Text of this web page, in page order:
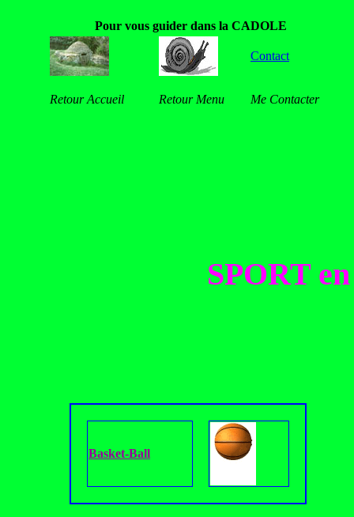
Pour vous guider dans la CADOLE
Contact
Retour Accueil Retour Menu Me Contacter
SPORT
Basket-Ball